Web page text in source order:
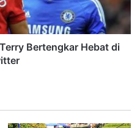
Bertengkar Hebat di